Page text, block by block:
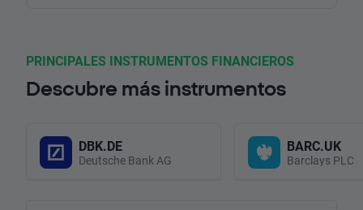
PRINCIPALES INSTRUMENTOS FINANCIEROS
Descubre más instrumentos
DBK.DE
Deutsche Bank AG
BARC.UK
Barclays PLC